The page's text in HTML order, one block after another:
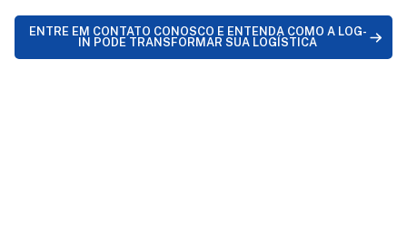
ENTRE EM CONTATO CONOSCO E ENTENDA COMO A LOG-
IN PODE TRANSFORMAR SUA LOGÍSTICA